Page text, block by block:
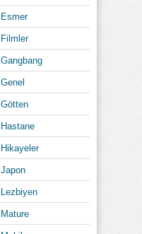
Esmer
Filmler
Gangbang
Genel
Götten
Hastane
Hikayeler
Japon
Lezbiyen
Mature